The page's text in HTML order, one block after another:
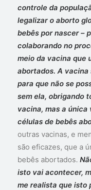
controle da
legalizar o aborto
bebês por nascer –
colaborando no
meio da vacina que
abortados. A vacina
para que não se
sem ela, obrigando
vacina, mas a
células de bebês
outras vacinas, e
são eficazes, que a
bebês abortados.
isto vai acontecer,
me realista que isto